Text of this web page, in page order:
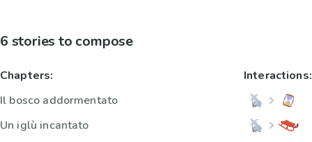
6 stories to compose
Chapters:
Il bosco addormentato
Un iglù incantato
Interactions: